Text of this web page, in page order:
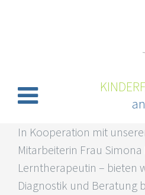
In Kooperation mit
Mitarbeiterin Frau
Lerntherapeutin – bieten
Diagnostik und Beratung